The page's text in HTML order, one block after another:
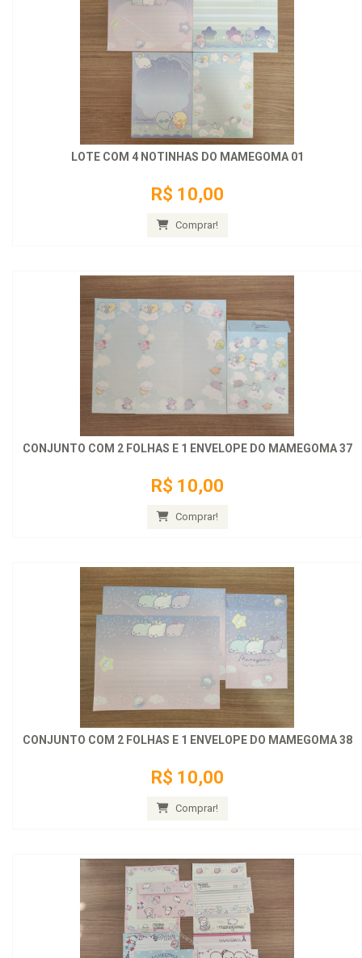
LOTE COM 4 NOTINHAS DO MAMEGOMA 01
R$ 10,00
Comprar!
CONJUNTO COM 2 FOLHAS E 1 ENVELOPE DO MAMEGOMA 37
R$ 10,00
Comprar!
CONJUNTO COM 2 FOLHAS E 1 ENVELOPE DO MAMEGOMA 38
R$ 10,00
Comprar!